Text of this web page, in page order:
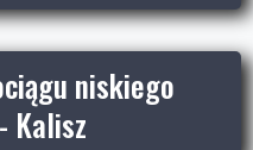
niskiego
Kalisz